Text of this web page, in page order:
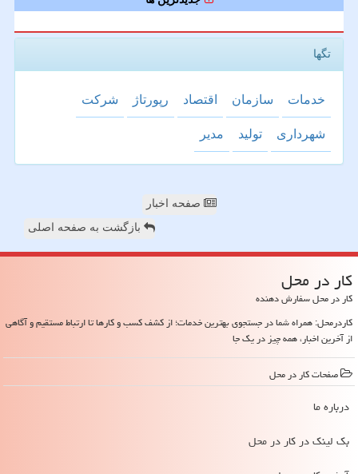
تگها
خدمات سازمان اقتصاد رپورتاژ شركت
شهرداری تولید مدیر
صفحه اخبار
بازگشت به صفحه اصلی
كار در محل
کار در محل سفارش دهنده
کاردرمحل: همراه شما در جستجوی بهترین خدمات؛ از کشف کسب و کارها تا ارتباط مستقیم و آگاهی
از آخرین اخبار، همه چیز در یک جا
صفحات كار در محل
درباره ما
بک لینک در كار در محل